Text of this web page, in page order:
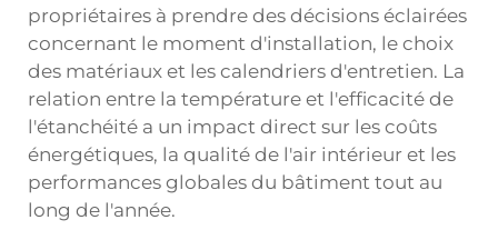
propriétaires à prendre des décisions éclairées
concernant le moment d'installation, le choix
des matériaux et les calendriers d'entretien. La
relation entre la température et l'efficacité de
l'étanchéité a un impact direct sur les coûts
énergétiques, la qualité de l'air intérieur et les
performances globales du bâtiment tout au
long de l'année.